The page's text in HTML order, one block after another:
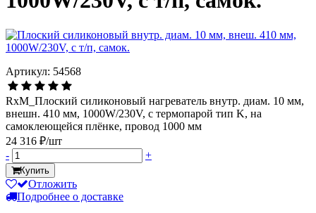
Артикул: 54568
RxM_Плоский силиконовый нагреватель внутр. диам. 10 мм,
внешн. 410 мм, 1000W/230V, с термопарой тип K, на
самоклеющейся плёнке, провод 1000 мм
24 316 ₽/шт
-
+
Купить
Отложить
Подробнее о доставке